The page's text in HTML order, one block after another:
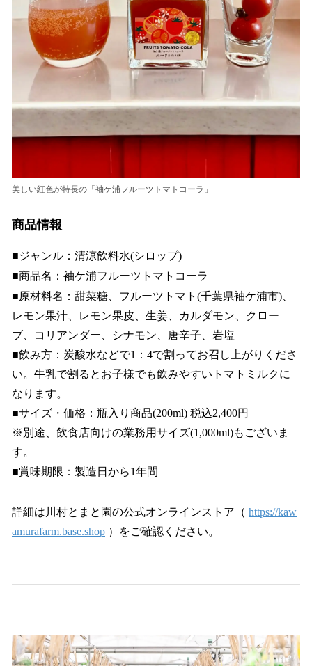
美しい紅色が特長の「袖ケ浦フルーツトマトコーラ」
商品情報
■ジャンル：清涼飲料水(シロップ)
■商品名：袖ケ浦フルーツトマトコーラ
■原材料名：甜菜糖、フルーツトマト(千葉県袖ケ浦市)、
レモン果汁、レモン果皮、生姜、カルダモン、クロー
ブ、コリアンダー、シナモン、唐辛子、岩塩
■飲み方：炭酸水などで1：4で割ってお召し上がりくださ
い。牛乳で割るとお子様でも飲みやすいトマトミルクに
なります。
■サイズ・価格：瓶入り商品(200ml) 税込2,400円
※別途、飲食店向けの業務用サイズ(1,000ml)もございま
す。
■賞味期限：製造日から1年間
詳細は川村とまと園の公式オンラインストア（ https://kaw
amurafarm.base.shop ）をご確認ください。